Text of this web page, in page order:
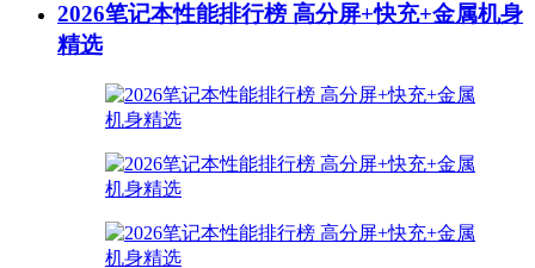
2026笔记本性能排行榜 高分屏+快充+金属机身
精选